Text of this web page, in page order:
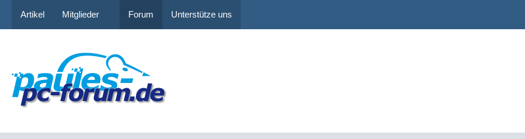
Artikel Mitglieder Forum Unterstütze uns